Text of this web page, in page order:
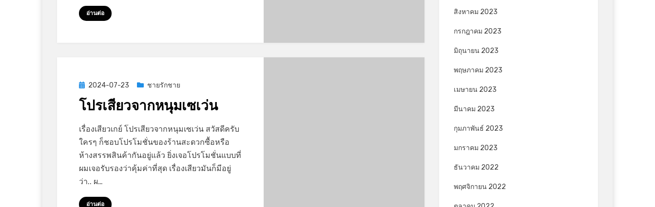
อ่านต่อ
Posted
on
2024-07-23 ชายรักชาย
โปรเสียวจากหนุมเซเว่น
byGayStory
Leave a commenton
โปร
เสียว
จาก
เรื่องเสียวเกย์ โปรเสียวจากหนุมเซเว่น สวัสดีครับ
ใครๆ ก็ชอบโปรโมชั่น​ของร้านสะดวก​ซื้อ​หรือ
ห้างสรรพสินค้า​กันอยู่แล้ว ยิ่งเจอโปรโมชั่น​แบบที่
ผมเจอรับรองว่าคุ้มค่า​ที่สุด ​เรื่องเสียวมันก็มีอยู่
ว่า.. ผ…
อ่านต่อ
สิงหาคม 2023
กรกฎาคม 2023
มิถุนายน 2023
พฤษภาคม 2023
เมษายน 2023
มีนาคม 2023
กุมภาพันธ์ 2023
มกราคม 2023
ธันวาคม 2022
พฤศจิกายน 2022